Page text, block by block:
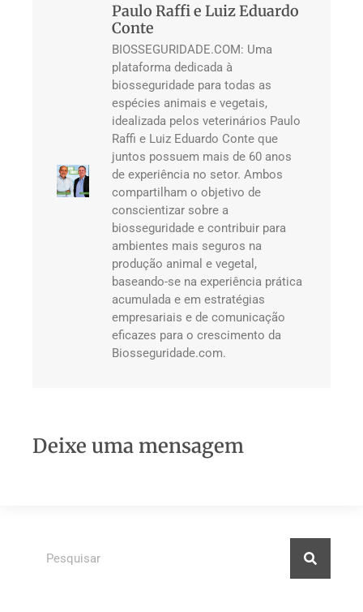
Paulo Raffi e Luiz Eduardo
Conte
BIOSSEGURIDADE.COM: Uma
plataforma dedicada à
biosseguridade para todas as
espécies animais e vegetais,
idealizada pelos veterinários Paulo
Raffi e Luiz Eduardo Conte que
juntos possuem mais de 60 anos
de experiência no setor. Ambos
compartilham o objetivo de
conscientizar sobre a
biosseguridade e contribuir para
ambientes mais seguros na
produção animal e vegetal,
baseando-se na experiência prática
acumulada e em estratégias
empresariais e de comunicação
eficazes para o crescimento da
Biosseguridade.com.
Deixe uma mensagem